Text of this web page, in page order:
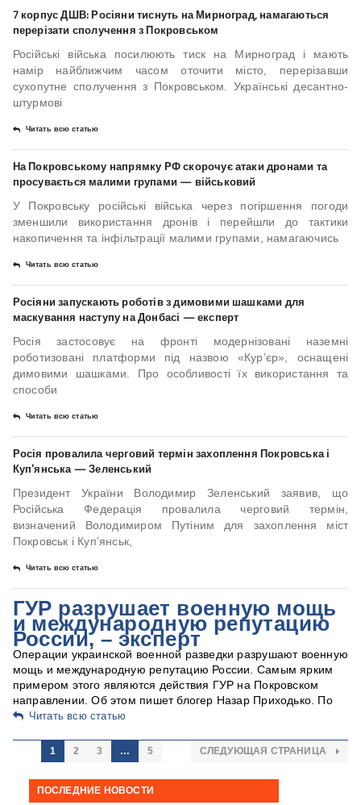
7 корпус ДШВ: Росіяни тиснуть на Мирноград, намагаються
перерізати сполучення з Покровськом
Російські війська посилюють тиск на Мирноград і мають
намір найближчим часом оточити місто, перерізавши
сухопутне сполучення з Покровськом. Українські десантно-
штурмові
Читать всю статью
На Покровському напрямку РФ скорочує атаки дронами та
просувається малими групами — військовий
У Покровську російські війська через погіршення погоди
зменшили використання дронів і перейшли до тактики
накопичення та інфільтрації малими групами, намагаючись
Читать всю статью
Росіяни запускають роботів з димовими шашками для
маскування наступу на Донбасі — експерт
Росія застосовує на фронті модернізовані наземні
роботизовані платформи під назвою «Кур’єр», оснащені
димовими шашками. Про особливості їх використання та
способи
Читать всю статью
Росія провалила черговий термін захоплення Покровська і
Куп'янська — Зеленський
Президент України Володимир Зеленський заявив, що
Російська Федерація провалила черговий термін,
визначений Володимиром Путіним для захоплення міст
Покровськ і Купʼянськ,
Читать всю статью
ГУР разрушает военную мощь
и международную репутацию
России, – эксперт
Операции украинской военной разведки разрушают военную
мощь и международную репутацию России. Самым ярким
примером этого являются действия ГУР на Покровском
направлении. Об этом пишет блогер Назар Приходько. По
Читать всю статью
1 2 3 … 5 СЛЕДУЮЩАЯ СТРАНИЦА
ПОСЛЕДНИЕ НОВОСТИ